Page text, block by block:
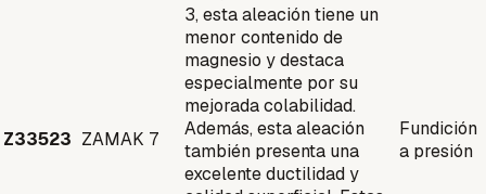
Z33523 ZAMAK 7
3, esta aleación tiene un
menor contenido de
magnesio y destaca
especialmente por su
mejorada colabilidad.
Además, esta aleación
también presenta una
excelente ductilidad y
Fundición
a presión